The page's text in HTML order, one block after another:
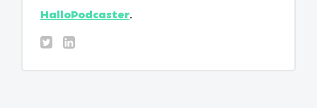
HalloPodcaster.